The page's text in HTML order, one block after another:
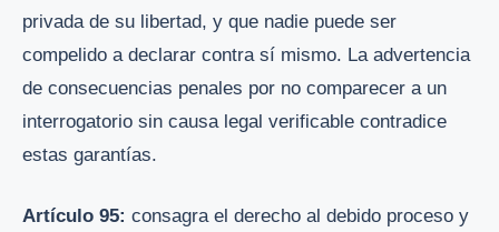
privada de su libertad, y que nadie puede ser
compelido a declarar contra sí mismo. La advertencia
de consecuencias penales por no comparecer a un
interrogatorio sin causa legal verificable contradice
estas garantías.
Artículo 95: consagra el derecho al debido proceso y